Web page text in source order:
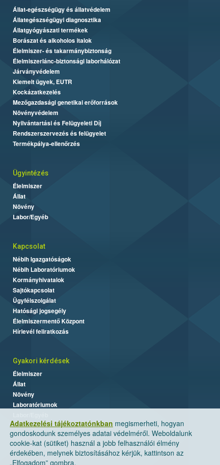
Adatkezelési tájékoztatónkban megismerheti, hogyan
gondoskodunk személyes adatai védelméről. Weboldalunk
cookie-kat (sütiket) használ a jobb felhasználói élmény
érdekében, melynek biztosításához kérjük, kattintson az
„Elfogadom” gombra.
Állat-egészségügy és állatvédelem
Állategészségügyi diagnosztika
Állatgyógyászati termékek
Borászat és alkoholos italok
Élelmiszer- és takarmánybiztonság
Élelmiszerlánc-biztonsági laborhálózat
Járványvédelem
Kiemelt ügyek, EUTR
Kockázatkezelés
Mezőgazdasági genetikai erőforrások
Növényvédelem
Nyilvántartási és Felügyeleti Díj
Rendszerszervezés és felügyelet
Termékpálya-ellenőrzés
Ügyintézés
Élelmiszer
Állat
Növény
Labor/Egyéb
Kapcsolat
Nébih Igazgatóságok
Nébih Laboratóriumok
Kormányhivatalok
Sajtókapcsolat
Ügyfélszolgálat
Hatósági jogsegély
Élelmiszermentő Központ
Hírlevél feliratkozás
Gyakori kérdések
Élelmiszer
Állat
Növény
Laboratóriumok